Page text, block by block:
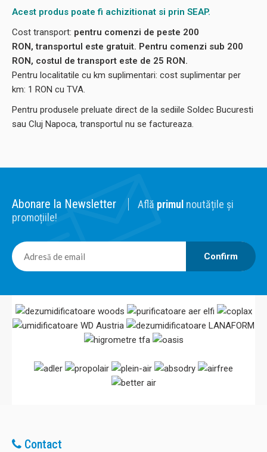
Acest produs poate fi achizitionat si prin SEAP.
Cost transport: pentru comenzi de peste 200
RON, transportul este gratuit. Pentru comenzi sub 200
RON, costul de transport este de 25 RON.
Pentru localitatile cu km suplimentari: cost suplimentar per
km: 1 RON cu TVA.
Pentru produsele preluate direct de la sediile Soldec Bucuresti
sau Cluj Napoca, transportul nu se factureaza.
Abonare la Newsletter Află primul noutățile și
promoțiile!
Confirm
Contact